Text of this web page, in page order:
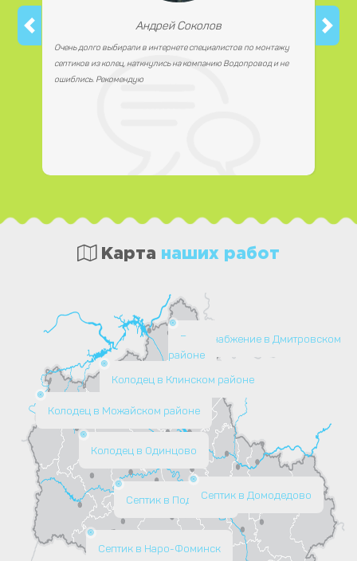
Андрей Соколов
Очень долго выбирали в интернете специалистов по монтажу
септиков из колец, наткнулись на компанию Водопровод и не
ошиблись. Рекомендую
Карта наших работ
Колодец в Одинцово
Септик в Подольске
Септик в Наро-Фоминск
Колодец в Клинском районе
Колодец в Можайском районе
Водоснабжение в Дмитровском
районе
Септик в Домодедово